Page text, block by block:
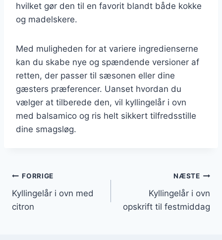
hvilket gør den til en favorit blandt både kokke
og madelskere.
Med muligheden for at variere ingredienserne
kan du skabe nye og spændende versioner af
retten, der passer til sæsonen eller dine
gæsters præferencer. Uanset hvordan du
vælger at tilberede den, vil kyllingelår i ovn
med balsamico og ris helt sikkert tilfredsstille
dine smagsløg.
Indlægsnavigation
FORRIGE
Kyllingelår i ovn med
citron
NÆSTE
Kyllingelår i ovn
opskrift til festmiddag